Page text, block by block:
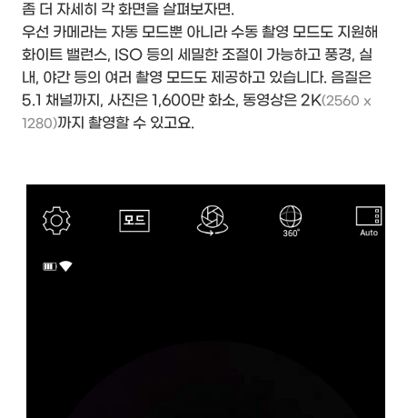
좀 더 자세히 각 화면을 살펴보자면.
우선 카메라는 자동 모드뿐 아니라 수동 촬영 모드도 지원해
화이트 밸런스, ISO 등의 세밀한 조절이 가능하고 풍경, 실
내, 야간 등의 여러 촬영 모드도 제공하고 있습니다. 음질은
5.1 채널까지, 사진은 1,600만 화소, 동영상은 2K(2560 x
1280)까지 촬영할 수 있고요.